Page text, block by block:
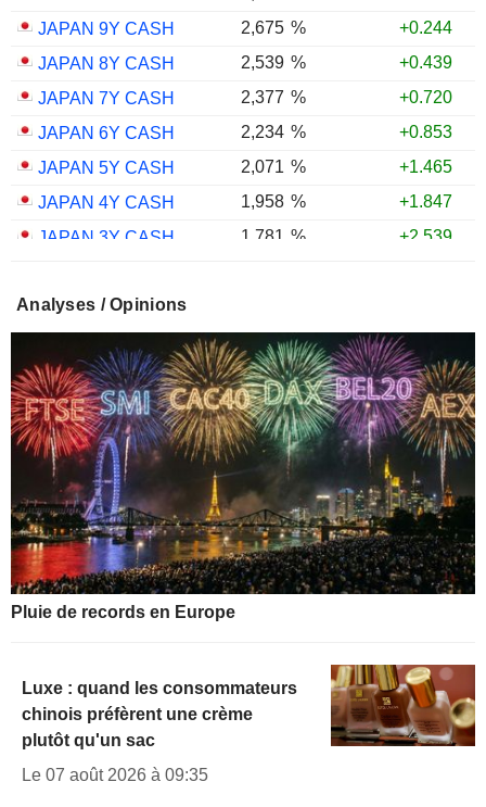
JAPAN 9Y CASH
2,675 %
+0.244
JAPAN 8Y CASH
2,539 %
+0.439
JAPAN 7Y CASH
2,377 %
+0.720
JAPAN 6Y CASH
2,234 %
+0.853
JAPAN 5Y CASH
2,071 %
+1.465
JAPAN 4Y CASH
1,958 %
+1.847
JAPAN 3Y CASH
1,781 %
+2.539
JAPAN 1Y CASH
Analyses / Opinions
Pluie de records en Europe
Luxe : quand les consommateurs
chinois préfèrent une crème
plutôt qu'un sac
Le 07 août 2026 à 09:35